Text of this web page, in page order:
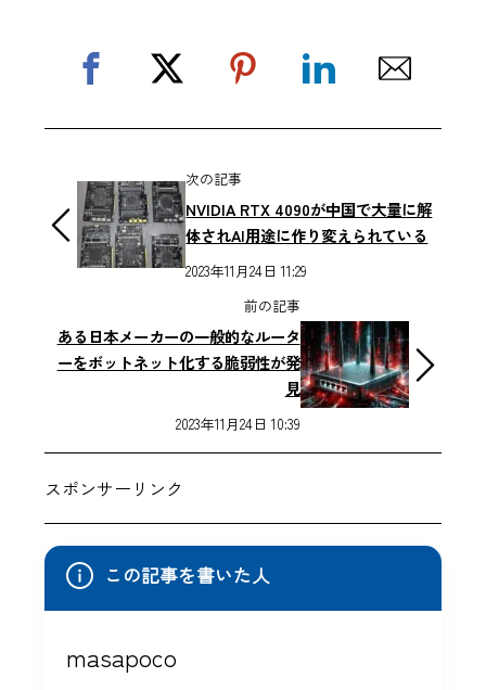
次の記事
NVIDIA RTX 4090が中国で大量に解
体されAI用途に作り変えられている
2023年11月24日 11:29
前の記事
ある日本メーカーの一般的なルータ
ーをボットネット化する脆弱性が発
見
2023年11月24日 10:39
スポンサーリンク
この記事を書いた人
masapoco